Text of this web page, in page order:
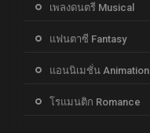
เพลงดนตรี Musical
แฟนตาซี Fantasy
แอนนิเมชั่น Animation
โรแมนติก Romance